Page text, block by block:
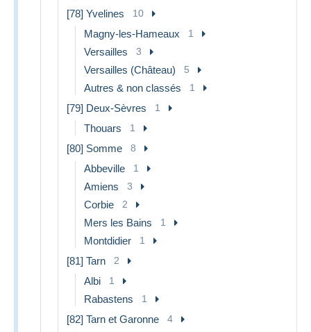
[78] Yvelines 10
Magny-les-Hameaux 1
Versailles 3
Versailles (Château) 5
Autres & non classés 1
[79] Deux-Sèvres 1
Thouars 1
[80] Somme 8
Abbeville 1
Amiens 3
Corbie 2
Mers les Bains 1
Montdidier 1
[81] Tarn 2
Albi 1
Rabastens 1
[82] Tarn et Garonne 4